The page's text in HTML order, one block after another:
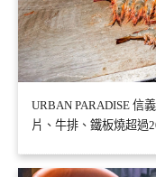
URBAN PARADISE 信
片、牛排、鐵板燒超過